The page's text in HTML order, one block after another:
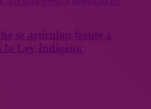
se articulan frente a
la Ley Indígena